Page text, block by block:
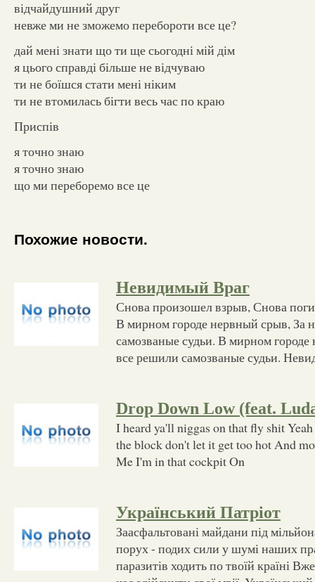
відчайдушний друг
невже ми не зможемо перебороти все це?
дай мені знати що ти ще сьогодні мій дім
я цього справді більше не відчуваю
ти не боїшся стати мені ніким
ти не втомилась бігти весь час по краю
Приспів
я точно знаю
я точно знаю
що ми переборемо все це
Похожие новости.
Невидимый Враг
Снова произошел взрыв, Снова
В мирном городе нервный срыв, За
самозваные судьи. В мирном
все решили самозваные судьи.
Drop Down Low (feat.
I heard ya'll niggas on that fly shit
the block don't let it get too hot And
Me I'm in that cockpit On
Український Патріот
Заасфальтовані майдани під
порух - подих сили у шумі наших
паразитів ходить по твоїй країні